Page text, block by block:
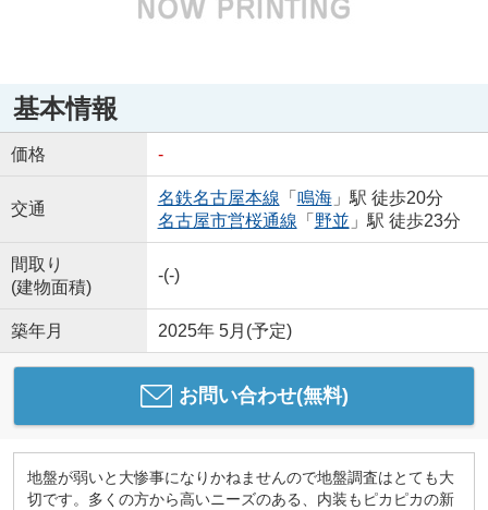
基本情報
価格 -
交通
名鉄名古屋本線 「 鳴海」駅 徒歩20分
名古屋市営桜通線 「 野並 」駅 徒歩23分
間取り
(建物面積)
-(-)
築年月 2025年 5月(予定)
お問い合わせ(無料)
地盤が弱いと大惨事になりかねませんので地盤調査はとても大
切です。多くの方から高いニーズのある、内装もピカピカの新